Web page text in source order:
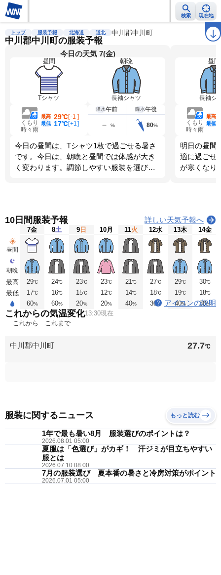
検索 現在地
雨雲レーダー 台風情報 地震情報 警報・注意報 ラ
トップ 服装予報 北海道 道北 中川郡中川町
中川郡中川町の服装予報
今日の天気 7(金)
昼間
Tシャツ
朝晩
長袖シャツ
くもり
時々雨
最高 29℃[-1 ]
最低 17℃[+1 ]
降水午前
%
降水午後
80%
今日の昼間は、Tシャツ1枚で過ごせる暑さ
です。今日は、朝晩と昼間では体感が大き
く変わります。調節しやすい服装を選びま
昼間
長袖シ
くもり
時々雨
最高
最低
明日の昼間
適に過ごせ
が寒くなり
10日間服装予報 詳しい天気予報へ
昼間
朝晩
最高
最低
7金
29℃
17℃
60%
8土
24℃
16℃
60%
9 日
23℃
15℃
20%
10月
23℃
12℃
20%
11火
21℃
14℃
40%
12水
27℃
18℃
30 %
13木
29℃
19℃
40%
14金
30℃
18℃
30%
アイコンの説明
これからの気温変化13:30現在
これから
これまで
中川郡中川町 27.7℃
服装に関するニュース もっと読む
1年で最も暑い8月 服装選びのポイントは？
2026.08.01 05:00
夏服は「色選び」がカギ！ 汗ジミが目立ちやすい
服とは
2026.07.10 08:00
7月の服装選び 夏本番の暑さと冷房対策がポイント
2026.07.01 05:00